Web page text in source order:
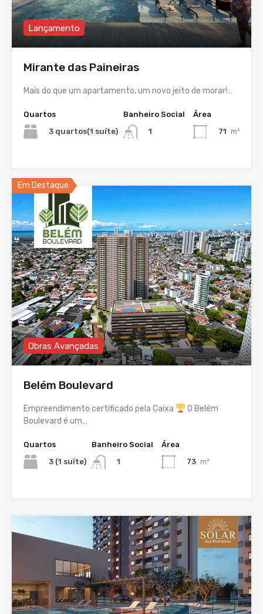
Lançamento
Mirante das Paineiras
Mais do que um apartamento, um novo jeito de morar!…
Quartos
3 quartos(1 suíte)
Banheiro Social
1
Área
71 m²
Em Destaque
Obras Avançadas
Belém Boulevard
Empreendimento certificado pela Caixa
O Belém
Boulevard é um…
Quartos
3 (1 suíte)
Banheiro Social
1
Área
73 m²